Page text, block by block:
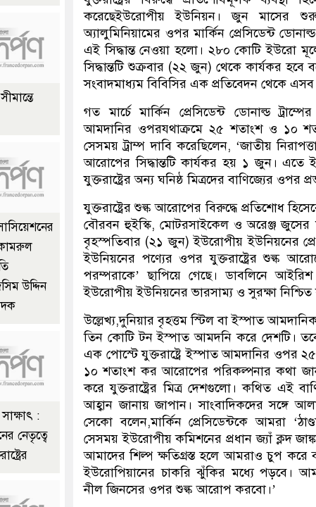
করেছেইউরোপীয় ইউনিয়ন। জুন মাসের
অ্যালুমিনিয়ামের ওপর মার্কিন প্রেসিডেন্ট
এই সিদ্ধান্ত নেওয়া হলো। ২৮০ কোটি ইউরো
সিদ্ধান্তটি শুক্রবার (২২ জুন) থেকে কার্যকর হবে
সংবাদমাধ্যম বিবিসির এক প্রতিবেদন থেকে এসব
গত মার্চে মার্কিন প্রেসিডেন্ট ডোনাল্ড
আমদানির ওপরযথাক্রমে ২৫ শতাংশ ও ১০
সেসময় ট্রাম্প দাবি করেছিলেন, ‘জাতীয়
আরোপের সিদ্ধান্তটি কার্যকর হয় ১ জুন। এতে
যুক্তরাষ্ট্রের অন্য ঘনিষ্ঠ মিত্রদের বাণিজ্যের ওপর
যুক্তরাষ্ট্রের শুল্ক আরোপের বিরুদ্ধে প্রতিশোধ
বৌরবন হুইস্কি, মোটরসাইকেল ও অরেঞ্জ
বৃহস্পতিবার (২১ জুন) ইউরোপীয় ইউনিয়নের
ইউনিয়নের পণ্যের ওপর যুক্তরাষ্ট্রের শুল্ক
পরম্পরাকে’ ছাপিয়ে গেছে। ডাবলিনে আইরিশ
ইউরোপীয় ইউনিয়নের ভারসাম্য ও সুরক্ষা
উল্লেখ্য,দুনিয়ার বৃহত্তম স্টিল বা ইস্পাত
তিন কোটি টন ইস্পাত আমদনি করে দেশটি।
এক পোস্টে যুক্তরাষ্ট্রে ইস্পাত আমদানির ওপর
১০ শতাংশ কর আরোপের পরিকল্পনার কথা
করে যুক্তরাষ্ট্রের মিত্র দেশগুলো। কথিত এই
আহ্বান জানায় জাপান। সাংবাদিকদের সঙ্গে
সেকো বলেন,মার্কিন প্রেসিডেন্টকে আমরা
সেসময় ইউরোপীয় কমিশনের প্রধান জ্যাঁ ক্লদ
আমাদের শিল্প ক্ষতিগ্রস্ত হলে আমরাও চুপ
ইউরোপিয়ানের চাকরি ঝুঁকির মধ্যে পড়বে।
নীল জিনসের ওপর শুল্ক আরোপ করবো।’
কামরুল
উদ্দিন
:
নেতৃত্বে